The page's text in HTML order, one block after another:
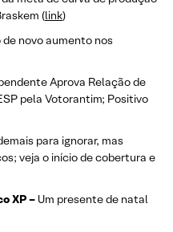
(link)
de novo aumento nos
Aprova Relação de
pela Votorantim; Positivo
para ignorar, mas
veja o início de cobertura e
XP – Um presente de natal